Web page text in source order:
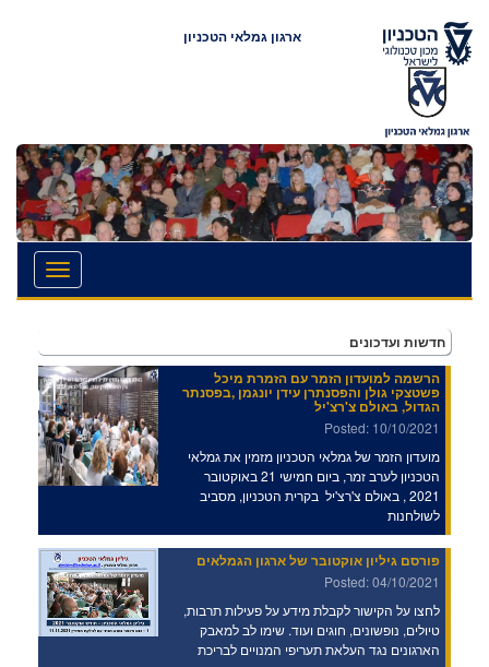
ארגון גמלאי הטכניון
ועדכונים
הרשמה למועדון הזמר עם הזמרת מיכל
פשטצקי גולן והפסנתרן עידן יונגמן ,בפסנתר
הגדול, באולם צ'רצ'יל
Posted: 10/10/2021
מועדון הזמר של גמלאי הטכניון מזמין את גמלאי
הטכניון לערב זמר, ביום חמישי 21 באוקטובר
2021 , באולם צ'רצ'יל בקרית הטכניון, מסביב
לשולחנות
פורסם גיליון אוקטובר של ארגון הגמלאים
Posted: 04/10/2021
לחצו על הקישור לקבלת מידע על פעילות תרבות,
טיולים, נופשונים, חוגים ועוד. שימו לב למאבק
הארגונים נגד העלאת תעריפי המנויים לבריכת